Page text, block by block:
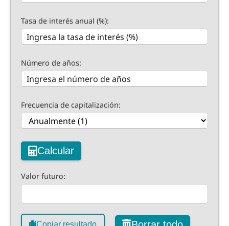
Tasa de interés anual (%):
Número de años:
Frecuencia de capitalización:
Calcular
Valor futuro:
Copiar resultado